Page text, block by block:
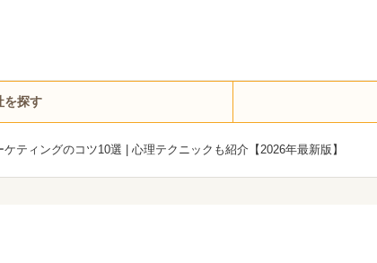
を探す
ティングのコツ10選 | 心理テクニックも紹介【2026年最新版】